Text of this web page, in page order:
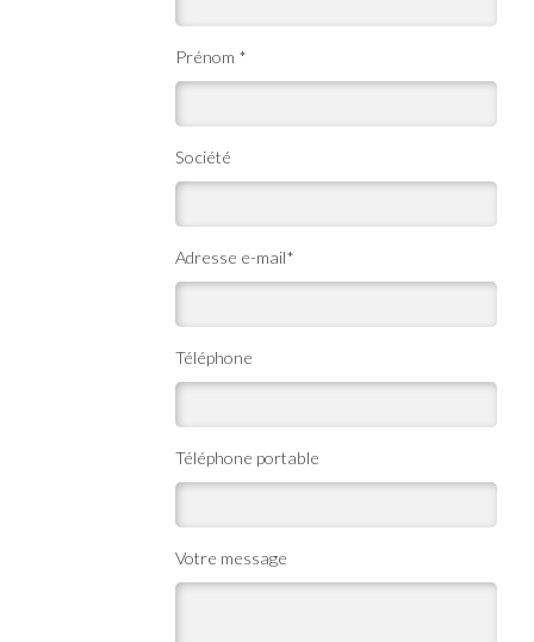
Prénom *
Société
Adresse e-mail*
Téléphone
Téléphone portable
Votre message